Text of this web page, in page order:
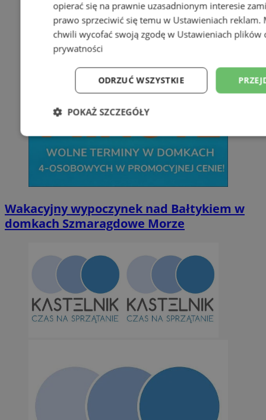
Wakacyjny wypoczynek nad Bałtykiem w
domkach Szmaragdowe Morze
opierać się na prawnie uzasadnionym interesie
prawo sprzeciwić się temu w Ustawieniach reklam.
chwili wycofać swoją zgodę w Ustawieniach plików
prywatności
ODRZUĆ WSZYSTKIE
POKAŻ SZCZEGÓŁY
Niezbędne Wydajność
Niesklasyfikowane
Niezbędne Wydajność Targetowanie
Niezbędne pliki cookie umożliwiają korzystanie z podstawowych
takich jak logowanie użytkownika i zarządzanie kontem. Bez
można prawidłowo korzystać ze strony internetowej.
Provider
QeSessID